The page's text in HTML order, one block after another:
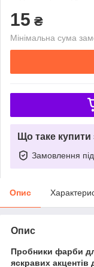
15 ₴
Мінімальна сума
Що таке
Замовлення
Опис
Опис
Пробники фарби
яскравих акцентів